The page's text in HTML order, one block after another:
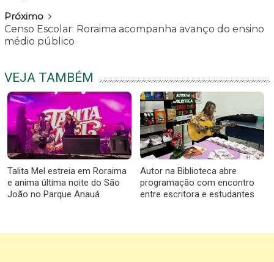
Próximo
Censo Escolar: Roraima acompanha avanço do ensino
médio público
VEJA TAMBÉM
Talita Mel estreia em Roraima
e anima última noite do São
João no Parque Anauá
Autor na Biblioteca abre
programação com encontro
entre escritora e estudantes